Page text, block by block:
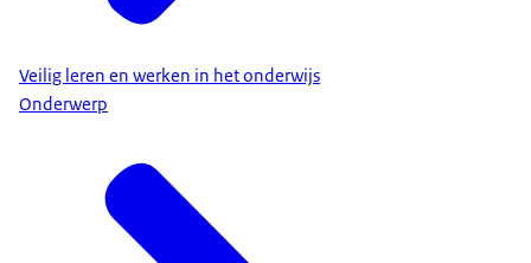
Veilig leren en werken in het onderwijs
Onderwerp